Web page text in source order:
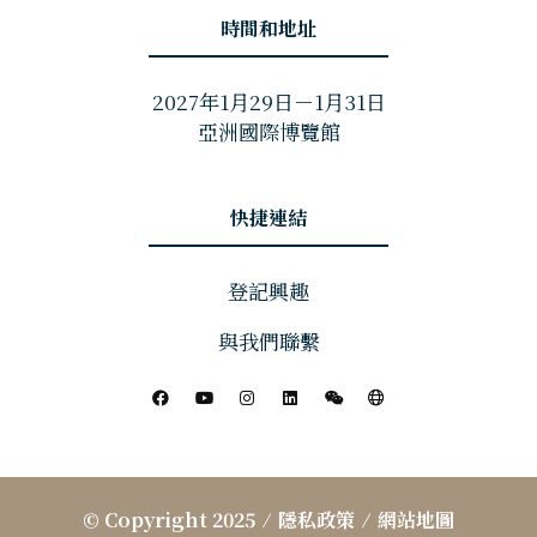
時間和地址
2027年1月29日－1月31日
亞洲國際博覽館
快捷連結
登記興趣
與我們聯繫
© Copyright 2025 隱私政策 網站地圖